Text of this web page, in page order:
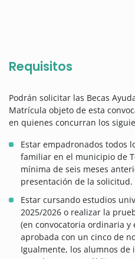
Requisitos
Podrán solicitar las Becas
Matrícula objeto de esta
en quienes concurran los
Estar empadronados todos
familiar en el municipio de
mínima de seis meses
presentación de la solicitud.
Estar cursando estudios
2025/2026 o realizar la
(en convocatoria ordinaria
aprobada con un cinco de
Igualmente, los alumnos